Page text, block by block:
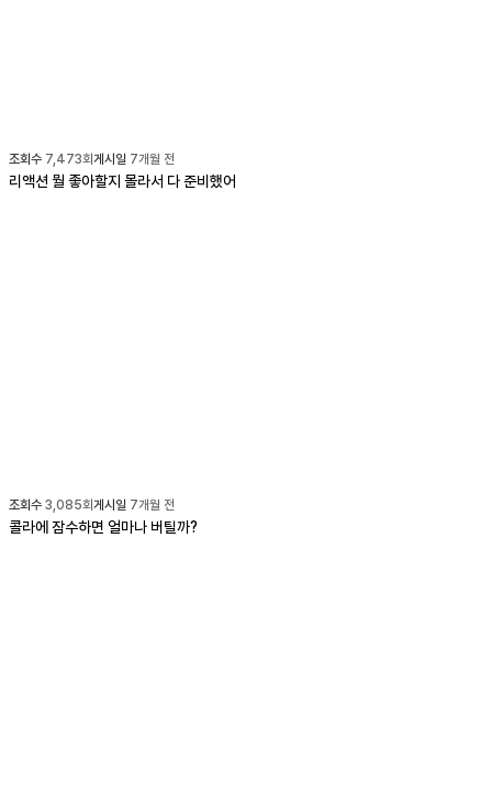
조회수 7,473회게시일 7개월 전
리액션 뭘 좋아할지 몰라서 다 준비했어
조회수 3,085회게시일 7개월 전
콜라에 잠수하면 얼마나 버틸까?